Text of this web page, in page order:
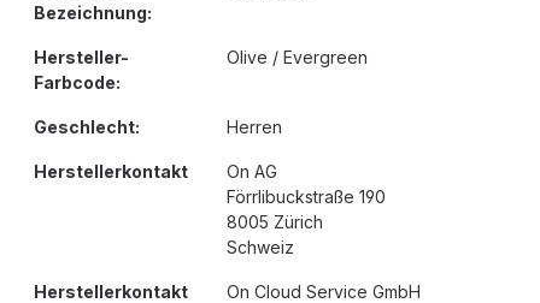
Bezeichnung:
Hersteller-
Farbcode:
Olive / Evergreen
Geschlecht: Herren
Herstellerkontakt
On AG
Förrlibuckstraße 190
8005 Zürich
Schweiz
Herstellerkontakt
On Cloud Service GmbH